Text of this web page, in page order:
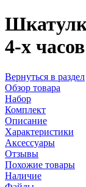
4-x
Вернуться в раздел
Обзор товара
Набор
Комплект
Описание
Характеристики
Аксессуары
Отзывы
Похожие товары
Наличие